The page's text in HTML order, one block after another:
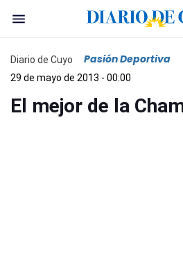
Diario de Cuyo Pasión Deportiva
29 de mayo de 2013 - 00:00
El mejor de la